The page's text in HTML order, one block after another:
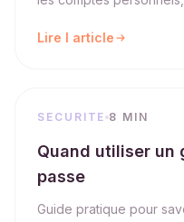
Lire l article
SECURITE 8 MIN
Quand utiliser un
passe
Guide pratique pour